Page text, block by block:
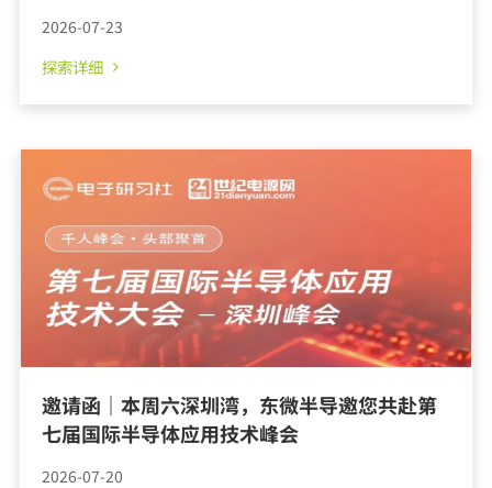
探索详细
2026-07-23
邀请函｜本周六深圳湾，东微半导邀您共赴第
七届国际半导体应用技术峰会
2026-07-20